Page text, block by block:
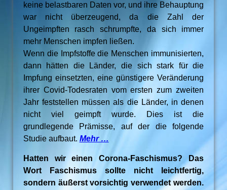
keine belastbaren Daten vor, und ihre Behauptung
war nicht überzeugend, da die Zahl der
Ungeimpften rasch schrumpfte, da sich immer
mehr Menschen impfen ließen.
Wenn die Impfstoffe die Menschen immunisierten,
dann hätten die Länder, die sich stark für die
Impfung einsetzten, eine günstigere Veränderung
ihrer Covid-Todesraten vom ersten zum zweiten
Jahr feststellen müssen als die Länder, in denen
nicht viel geimpft wurde. Dies ist die
grundlegende Prämisse, auf der die folgende
Studie aufbaut. Mehr …
Hatten wir einen Corona-Faschismus? Das
Wort Faschismus sollte nicht leichtfertig,
sondern äußerst vorsichtig verwendet werden.